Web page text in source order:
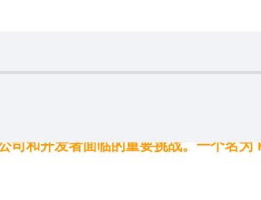
和开发者面临的重要挑战。一个名